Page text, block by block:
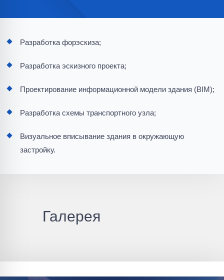
Разработка форэскиза;
Разработка эскизного проекта;
Проектирование информационной модели здания (BIM);
Разработка схемы транспортного узла;
Визуальное вписывание здания в окружающую
застройку.
Галерея